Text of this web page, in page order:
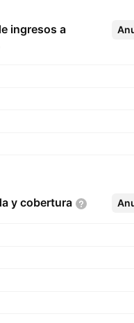
ingresos a
y cobertura